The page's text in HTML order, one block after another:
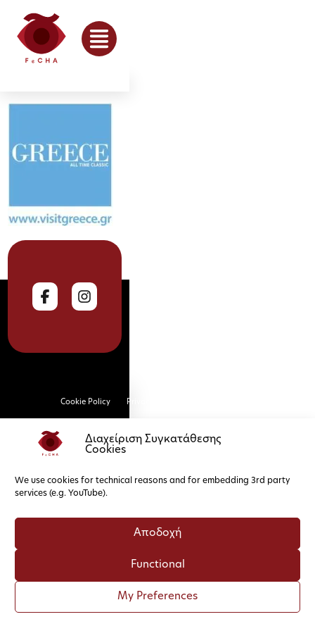
Διαχείριση Συγκατάθεσης
Cookies
We use cookies for technical reasons and for embedding 3rd party
services (e.g. YouTube).
Αποδοχή
Functional
My Preferences
Cookie Policy Privacy Policy